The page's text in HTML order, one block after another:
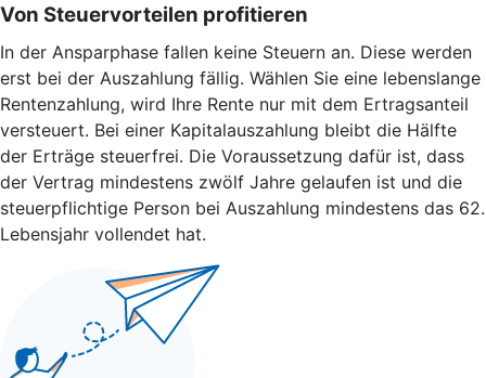
Von Steuervorteilen profitieren
In der Ansparphase fallen keine Steuern an. Diese werden
erst bei der Auszahlung fällig. Wählen Sie eine lebenslange
Rentenzahlung, wird Ihre Rente nur mit dem Ertragsanteil
versteuert. Bei einer Kapitalauszahlung bleibt die Hälfte
der Erträge steuerfrei. Die Voraussetzung dafür ist, dass
der Vertrag mindestens zwölf Jahre gelaufen ist und die
steuerpflichtige Person bei Auszahlung mindestens das 62.
Lebensjahr vollendet hat.